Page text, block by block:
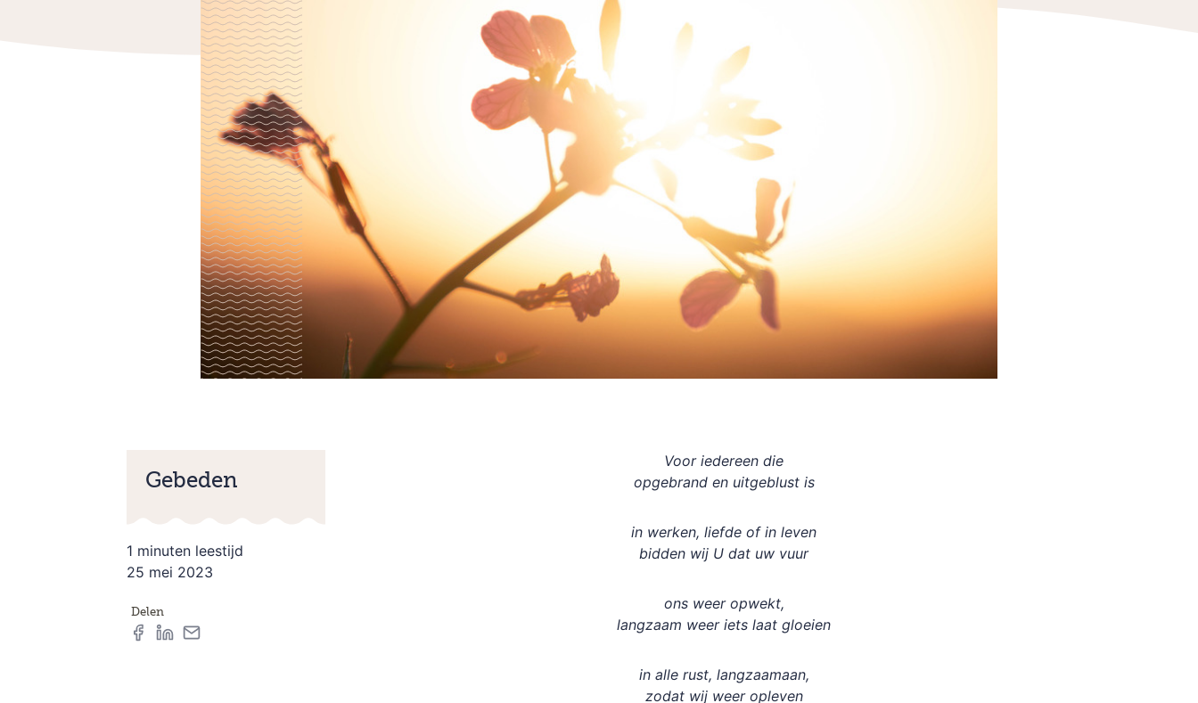
Voor iedereen die
opgebrand en uitgeblust is
in werken, liefde of in leven
bidden wij U dat uw vuur
ons weer opwekt,
langzaam weer iets laat gloeien
in alle rust, langzaamaan,
zodat wij weer opleven
Gebeden
1 minuten leestijd
25 mei 2023
Delen